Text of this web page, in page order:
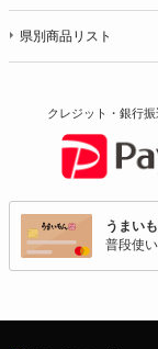
県別商品リスト
クレジット・銀行
うまい
普段使